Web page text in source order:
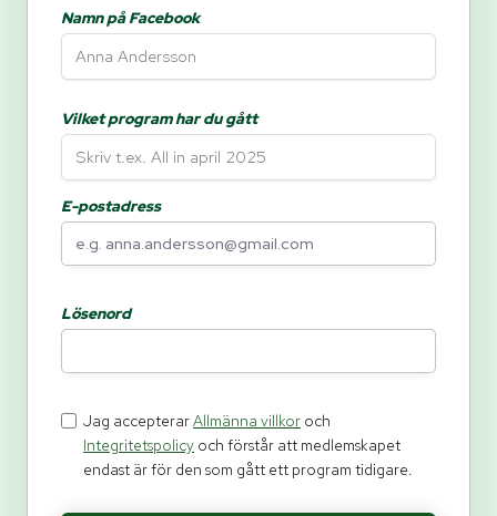
Namn på Facebook
Vilket program har du gått
E-postadress
Lösenord
Jag accepterarAllmänna villkor och
Integritetspolicy och förstår att medlemskapet
endast är för den som gått ett program tidigare.